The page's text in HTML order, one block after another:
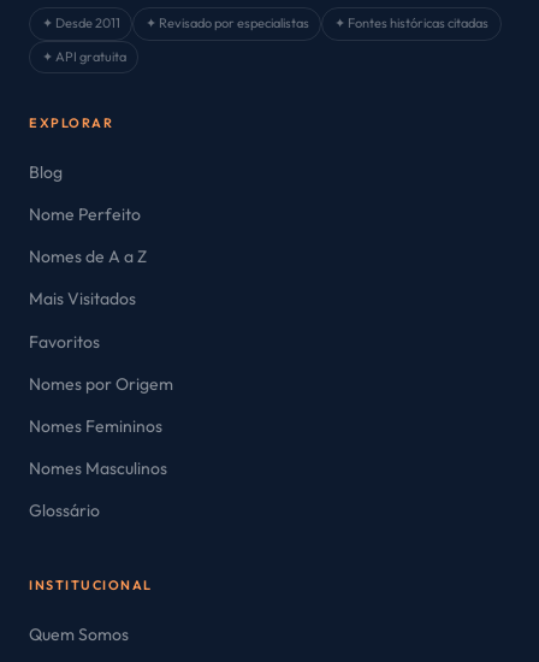
✦ Desde 2011 ✦ Revisado por especialistas
✦ Fontes históricas citadas
✦ API gratuita
EXPLORAR
Blog
Nome Perfeito
Nomes de A a Z
Mais Visitados
Favoritos
Nomes por Origem
Nomes Femininos
Nomes Masculinos
Glossário
INSTITUCIONAL
Quem Somos